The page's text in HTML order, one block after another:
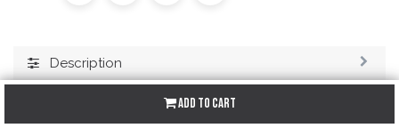
Add to Cart
Description